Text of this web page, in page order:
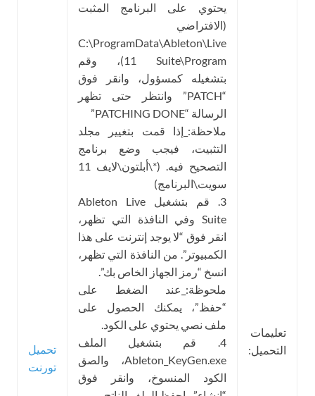
تحميل
تورنت
تعليمات
التحميل:
يحتوي على البرنامج المثبت
(الافتراضي
C:\ProgramData\Ableton\Live
11 Suite\Program)، وقم
بتشغيله كمسؤول، وانقر فوق
“PATCH” وانتظر حتى تظهر
الرسالة “PATCHING DONE”
ملاحظة:_إذا قمت بتغيير مجلد
التثبيت، فيجب وضع برنامج
التصحيح فيه. (*\أبلتون\لايف 11
سويت\البرنامج)
3. قم بتشغيل Ableton Live
Suite وفي النافذة التي تظهر،
انقر فوق “لا يوجد إنترنت على هذا
الكمبيوتر”. من النافذة التي تظهر،
انسخ “رمز الجهاز الخاص بك”.
ملحوظة:_عند الضغط على
“حفظ”، يمكنك الحصول على
ملف نصي يحتوي على الكود.
4. قم بتشغيل الملف
Ableton_KeyGen.exe، والصق
الكود المنسوخ، وانقر فوق